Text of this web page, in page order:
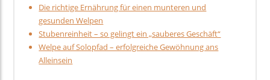
Die richtige Ernährung für einen munteren und
gesunden Welpen
Stubenreinheit – so gelingt ein „sauberes Geschäft“
Welpe auf Solopfad – erfolgreiche Gewöhnung ans
Alleinsein